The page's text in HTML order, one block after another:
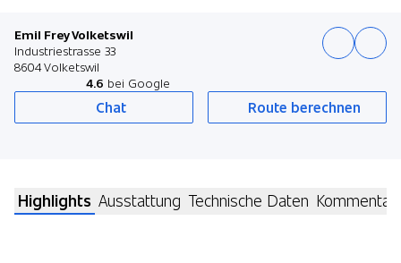
Emil Frey Volketswil
Industriestrasse 33
8604 Volketswil
4.6 bei Google
Chat Route berechnen
Highlights Ausstattung Technische Daten Kommentar